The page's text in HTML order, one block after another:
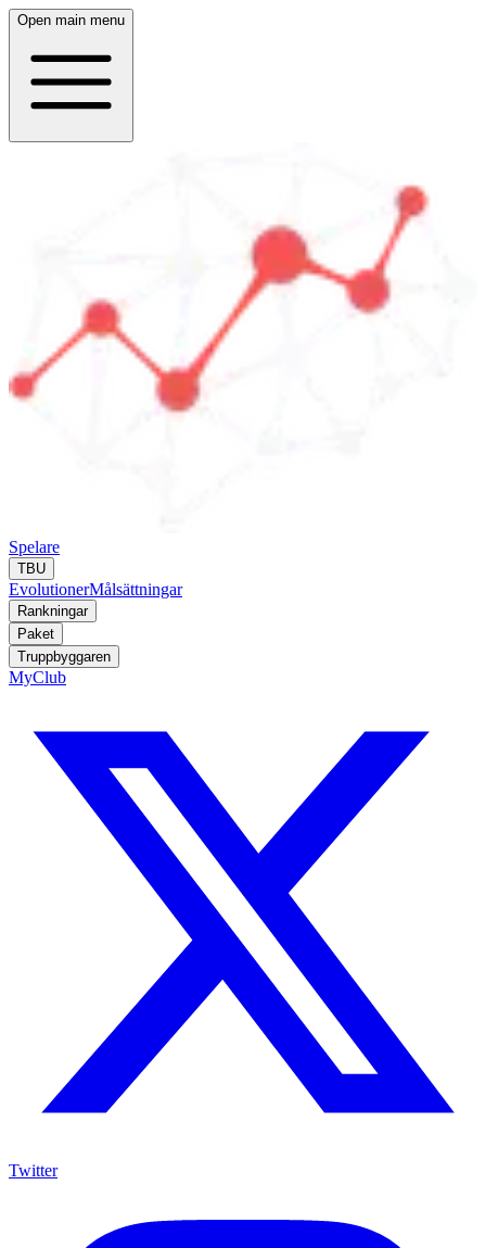
Open main menu
Spelare
TBU
EvolutionerMålsättningar
Rankningar
Paket
Truppbyggaren
MyClub
Twitter